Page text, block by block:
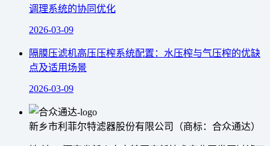
调理系统的协同优化
2026-03-09
隔膜压滤机高压压榨系统配置：水压榨与气压榨的优缺
点及适用场景
2026-03-09
新乡市利菲尔特滤器股份有限公司（商标：合众通达）